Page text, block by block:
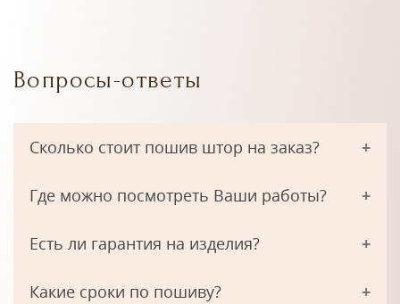
Вопросы-ответы
Сколько стоит пошив штор на заказ?
Где можно посмотреть Ваши работы?
Есть ли гарантия на изделия?
Какие сроки по пошиву?